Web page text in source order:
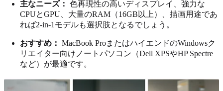
主なニーズ： 色再現性の高いディスプレイ、強力な
CPUとGPU、大量のRAM（16GB以上）、描画用途であ
れば2-in-1モデルも選択肢となるでしょう。
おすすめ： MacBook ProまたはハイエンドのWindowsク
リエイター向けノートパソコン（Dell XPSやHP Spectre
など）が最適です。